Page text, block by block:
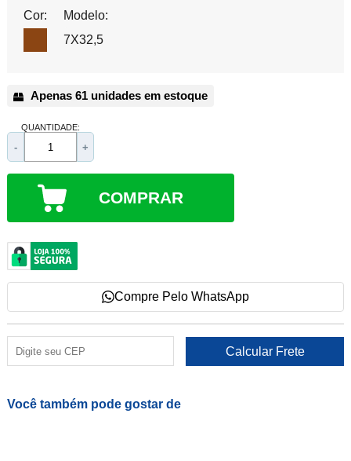
Cor:
Modelo:
7X32,5
Apenas 61 unidades em estoque
QUANTIDADE:
- +
COMPRAR
Compre Pelo WhatsApp
Você também pode gostar de